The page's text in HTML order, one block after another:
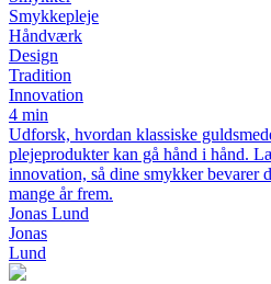
Smykkepleje
Håndværk
Design
Tradition
Innovation
4 min
Udforsk, hvordan klassiske
plejeprodukter kan gå hånd i hånd.
innovation, så dine smykker bevarer
mange år frem.
Jonas Lund
Jonas
Lund